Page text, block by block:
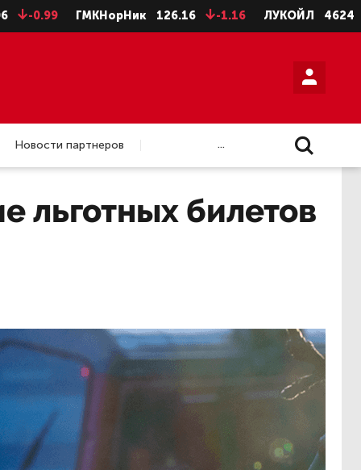
ГМКНорНик 126.16 -1.16 ЛУКОЙЛ 4624 -8
Новости партнеров ...
льготных билетов